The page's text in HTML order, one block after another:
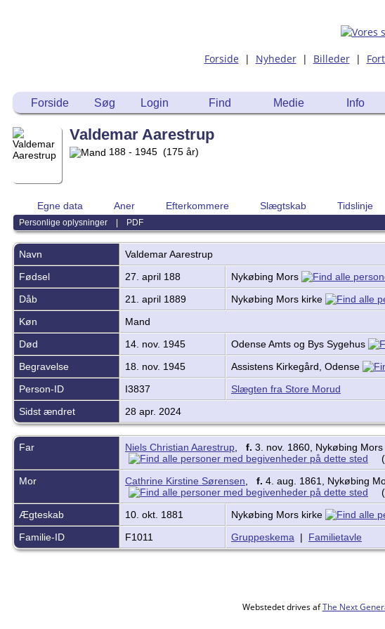
Forside | Nyheder| Billeder|
Forside Søg Login Find Medie Info
Valdemar Aarestrup
188 - 1945 (175 år)
Egne data Aner Efterkommere Slægtskab Tidslinje
Personlige oplysninger | PDF
Navn ValdemarAarestrup
Fødsel
27. april 188
Nykøbing Mors
Dåb
21. april 1889
Nykøbing Mors kirke
Køn
Mand
Død
14. nov. 1945
Odense Amts og Bys Sygehus
Begravelse
18. nov. 1945
Assistens Kirkegård, Odense
Person-ID
I3837
Slægten fra Store Morud
Sidst ændret
28 apr. 2024
Far Niels Christian Aarestrup f. 3. nov. 1860, Nykøbing Mors
Mor
Cathrine Kirstine Sørensen f. 4. aug. 1861, Nykøbing
Ægteskab
10. okt. 1881
Nykøbing Mors kirke
Familie-ID
F1011 Gruppeskema | Familietavle
Webstedet drives afThe Next